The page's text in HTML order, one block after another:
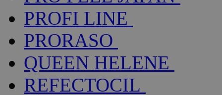
PROFI LINE
PRORASO
QUEEN HELENE
REFECTOCIL